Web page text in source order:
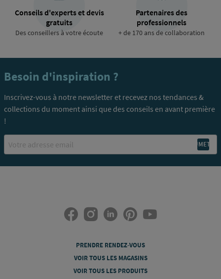
Conseils d'experts et devis
gratuits
Des conseillers à votre écoute
Partenaires des
professionnels
+ de 170 ans de collaboration
Besoin d'inspiration ?
Inscrivez-vous à notre newsletter et recevez nos tendances &
collections du moment ainsi que des conseils en avant première
!
PRENDRE RENDEZ-VOUS
VOIR TOUS LES MAGASINS
VOIR TOUS LES PRODUITS